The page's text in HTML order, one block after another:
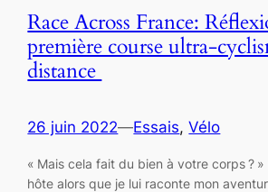
Race Across France:
première course ultra-
distance
26 juin 2022—Essais, Vélo
« Mais cela fait du bien à votre corps ? »
hôte alors que je lui raconte mon